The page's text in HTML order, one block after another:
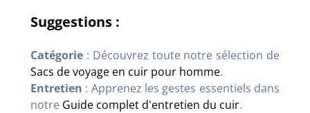
Suggestions :
Catégorie : Découvrez toute notre sélection de
Sacs de voyage en cuir pour homme.
Entretien : Apprenez les gestes essentiels dans
notre Guide complet d'entretien du cuir.